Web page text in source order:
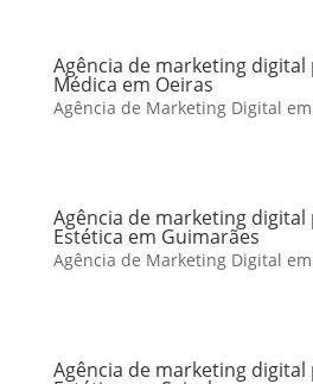
Agência de marketing digital
Médica em Oeiras
Agência de Marketing Digital
Agência de marketing digital
Estética em Guimarães
Agência de Marketing Digital
Agência de marketing digital